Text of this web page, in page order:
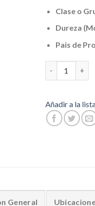
Clase o
Dureza
Pais de
Añadir a la
General